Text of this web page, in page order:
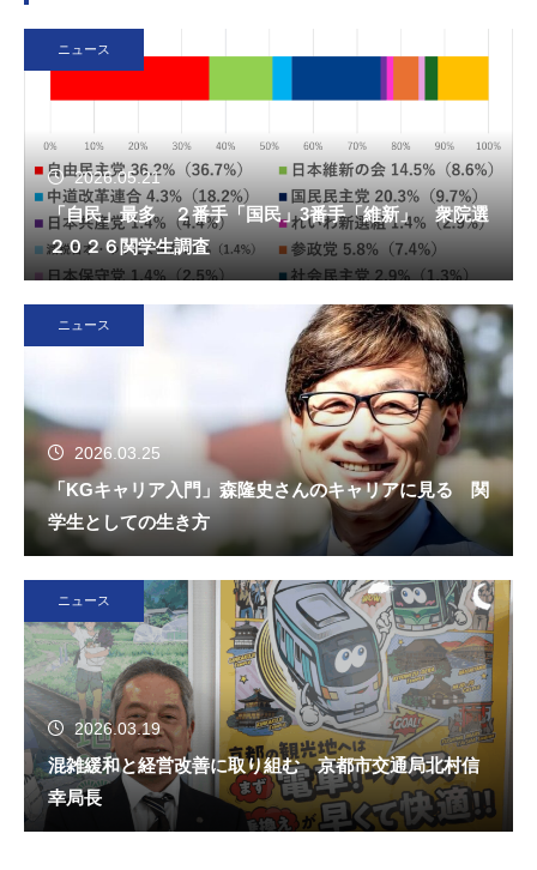
ニュース
2026.05.21
「自民」最多 ２番手「国民」3番手「維新」 衆院選
２０２６関学生調査
ニュース
2026.03.25
「KGキャリア入門」森隆史さんのキャリアに見る 関
学生としての生き方
ニュース
2026.03.19
混雑緩和と経営改善に取り組む 京都市交通局北村信
幸局長